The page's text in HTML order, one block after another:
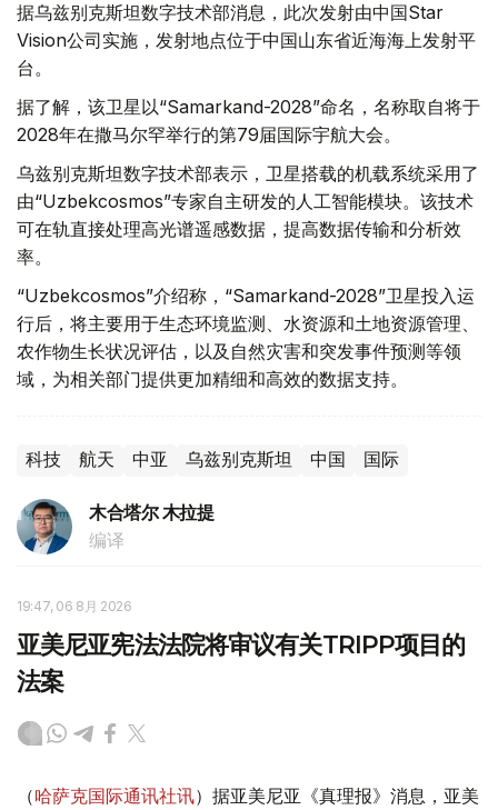
据乌兹别克斯坦数字技术部消息，此次发射由中国Star
Vision公司实施，发射地点位于中国山东省近海海上发射平
台。
据了解，该卫星以“Samarkand-2028”命名，名称取自将于
2028年在撒马尔罕举行的第79届国际宇航大会。
乌兹别克斯坦数字技术部表示，卫星搭载的机载系统采用了
由“Uzbekcosmos”专家自主研发的人工智能模块。该技术
可在轨直接处理高光谱遥感数据，提高数据传输和分析效
率。
“Uzbekcosmos”介绍称，“Samarkand-2028”卫星投入运
行后，将主要用于生态环境监测、水资源和土地资源管理、
农作物生长状况评估，以及自然灾害和突发事件预测等领
域，为相关部门提供更加精细和高效的数据支持。
科技 航天 中亚 乌兹别克斯坦 中国 国际
木合塔尔 木拉提
编译
19:47, 06 8月 2026
亚美尼亚宪法法院将审议有关TRIPP项目的
法案
（哈萨克国际通讯社讯）据亚美尼亚《真理报》消息，亚美